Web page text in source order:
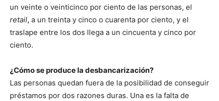
un veinte o veinticinco por ciento de las personas, el
retail, a un treinta y cinco o cuarenta por ciento, y el
traslape entre los dos llega a un cincuenta y cinco por
ciento.
¿Cómo se produce la desbancarización?
Las personas quedan fuera de la posibilidad de conseguir
préstamos por dos razones duras. Una es la falta de